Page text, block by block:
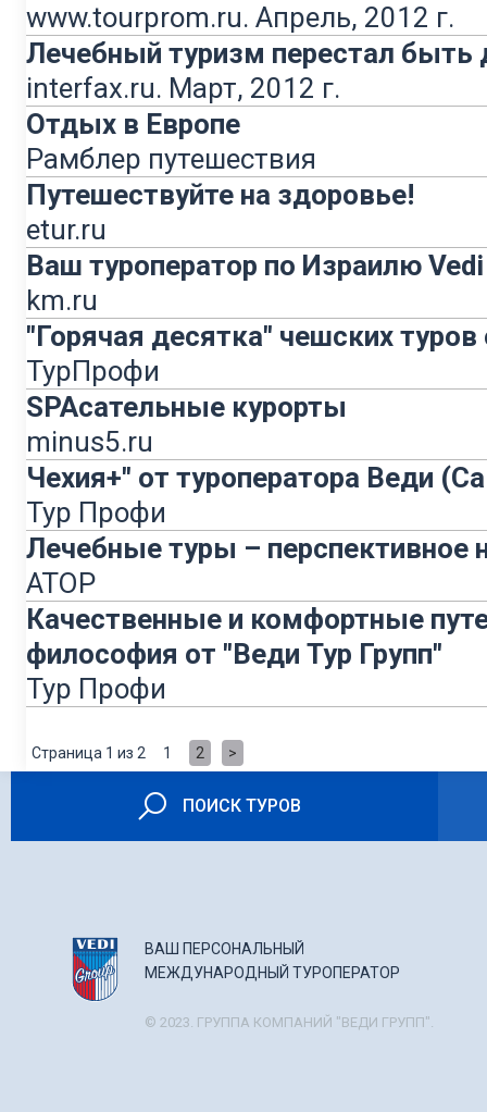
www.tourprom.ru. Апрель, 2012 г.
Лечебный туризм перестал быть
interfax.ru. Март, 2012 г.
Отдых в Европе
Рамблер путешествия
Путешествуйте на здоровье!
etur.ru
Ваш туроператор по Израилю
km.ru
"Горячая десятка" чешских
ТурПрофи
SPAсательные курорты
minus5.ru
Чехия+" от туроператора Веди
Тур Профи
Лечебные туры – перспективное
АТОР
Качественные и комфортные
философия от "Веди Тур Групп"
Тур Профи
Страница 1 из 2 1 2 >
ПОИСК ТУРОВ
ВАШ ПЕРСОНАЛЬНЫЙ
МЕЖДУНАРОДНЫЙ ТУРОПЕРАТОР
© 2023. ГРУППА КОМПАНИЙ "ВЕДИ ГРУПП".